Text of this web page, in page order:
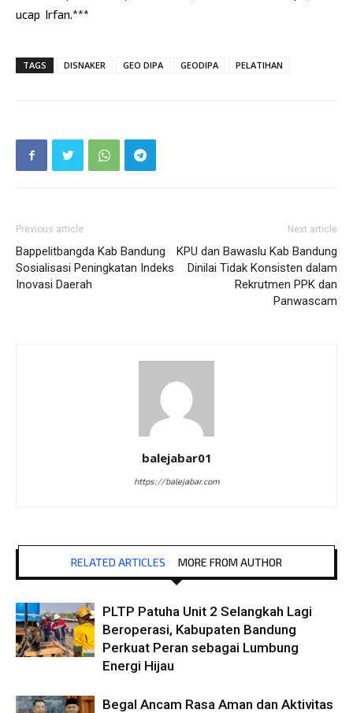
ucap Irfan.***
TAGS DISNAKER GEO DIPA GEODIPA PELATIHAN
Previous article
Bappelitbangda Kab Bandung
Sosialisasi Peningkatan Indeks
Inovasi Daerah
Next article
KPU dan Bawaslu Kab Bandung
Dinilai Tidak Konsisten dalam
Rekrutmen PPK dan
Panwascam
balejabar01
https://balejabar.com
RELATED ARTICLES MORE FROM AUTHOR
PLTP Patuha Unit 2 Selangkah Lagi
Beroperasi, Kabupaten Bandung
Perkuat Peran sebagai Lumbung
Energi Hijau
Begal Ancam Rasa Aman dan Aktivitas